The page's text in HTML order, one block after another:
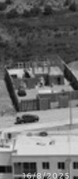
16/8/2025